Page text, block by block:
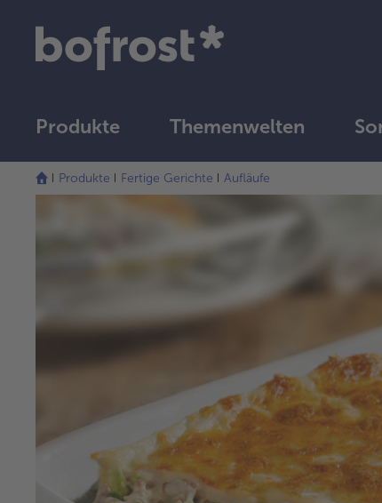
Produkte Themenwelten
Produkte Fertige Gerichte Aufläufe